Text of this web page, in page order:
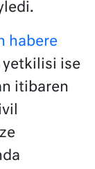
habere
yetkilisi ise
itibaren